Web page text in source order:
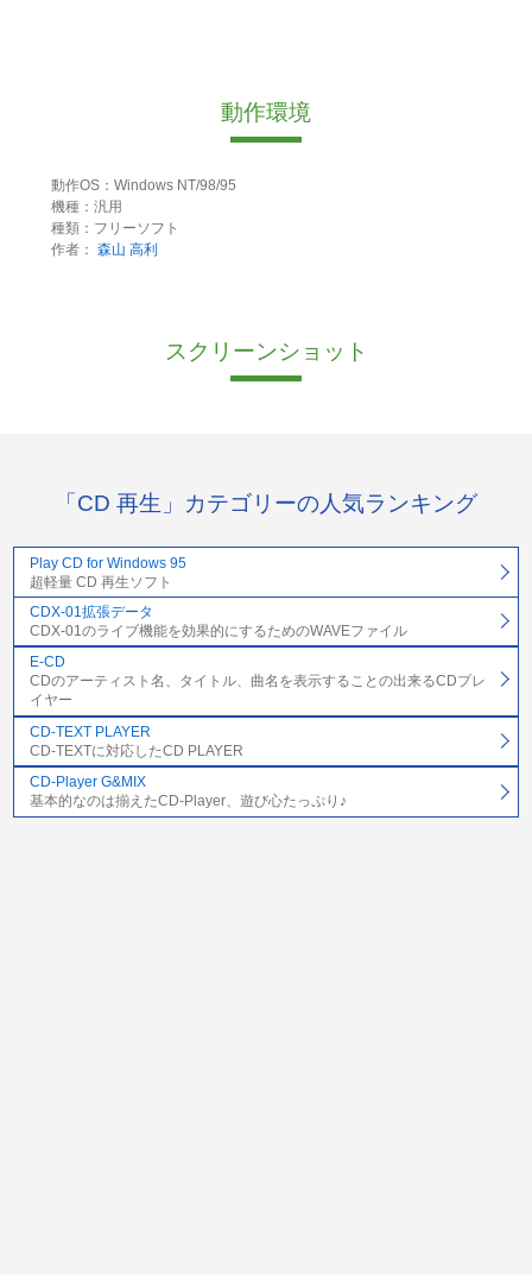
動作環境
動作OS：Windows NT/98/95
機種：汎用
種類：フリーソフト
作者： 森山 高利
スクリーンショット
「CD 再生」カテゴリーの人気ランキング
Play CD for Windows 95
超軽量 CD 再生ソフト
CDX-01拡張データ
CDX-01のライブ機能を効果的にするためのWAVEファイル
E-CD
CDのアーティスト名、タイトル、曲名を表示することの出来るCDプレ
イヤー
CD-TEXT PLAYER
CD-TEXTに対応したCD PLAYER
CD-Player G&MIX
基本的なのは揃えたCD-Player、遊び心たっぷり♪